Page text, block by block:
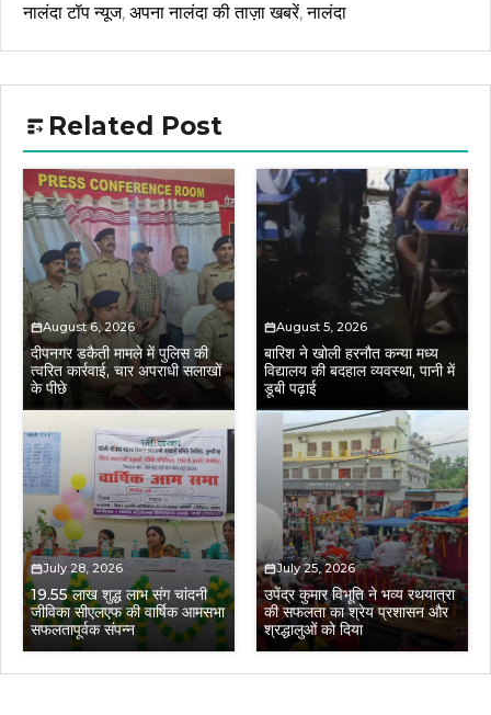
नालंदा टॉप न्यूज, अपना नालंदा की ताज़ा खबरें,नालंदा
Related Post
August 6, 2026
दीपनगर डकैती मामले में पुलिस की
त्वरित कार्रवाई, चार अपराधी सलाखों
के पीछे
August 5, 2026
बारिश ने खोली हरनौत कन्या मध्य
विद्यालय की बदहाल व्यवस्था, पानी में
डूबी पढ़ाई
July 28, 2026
19.55 लाख शुद्ध लाभ संग चांदनी
जीविका सीएलएफ की वार्षिक आमसभा
सफलतापूर्वक संपन्न
July 25, 2026
उपेंद्र कुमार विभूति ने भव्य रथयात्रा
की सफलता का श्रेय प्रशासन और
श्रद्धालुओं को दिया